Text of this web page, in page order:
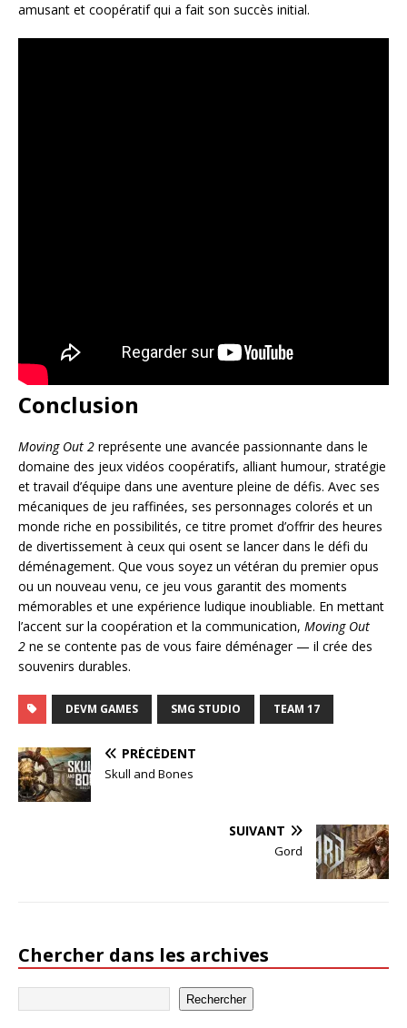
amusant et coopératif qui a fait son succès initial.
Conclusion
Moving Out 2 représente une avancée passionnante dans le
domaine des jeux vidéos coopératifs, alliant humour, stratégie
et travail d’équipe dans une aventure pleine de défis. Avec ses
mécaniques de jeu raffinées, ses personnages colorés et un
monde riche en possibilités, ce titre promet d’offrir des heures
de divertissement à ceux qui osent se lancer dans le défi du
déménagement. Que vous soyez un vétéran du premier opus
ou un nouveau venu, ce jeu vous garantit des moments
mémorables et une expérience ludique inoubliable. En mettant
l’accent sur la coopération et la communication, Moving Out
2 ne se contente pas de vous faire déménager — il crée des
souvenirs durables.
DEVM GAMES SMG STUDIO TEAM 17
PRÉCÉDENT
Skull and Bones
SUIVANT
Gord
Chercher dans les archives
Rechercher